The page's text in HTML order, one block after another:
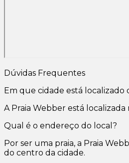
Dúvidas Frequentes
Em que cidade está localizado
A Praia Webber está
Qual é o endereço do local?
Por ser uma praia, a Praia
do centro da cidade.